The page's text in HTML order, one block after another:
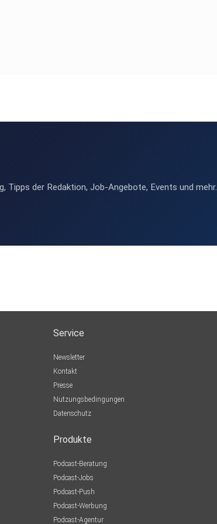
der Redaktion, Job-Angebote, Events und mehr.
Service
Newsletter
Kontakt
Presse
Nutzungsbedingungen
Datenschutz
Produkte
Podcast-Beratung
Podcast-Jobs
Podcast-Push
Podcast-Werbung
Podcast-Agentur